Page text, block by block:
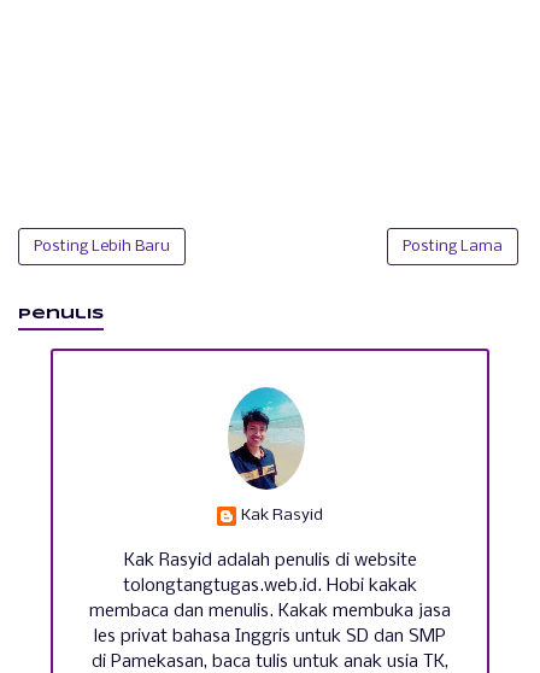
Posting Lebih Baru Posting Lama
Penulis
Kak Rasyid
Kak Rasyid adalah penulis di website
tolongtangtugas.web.id. Hobi kakak
membaca dan menulis. Kakak membuka jasa
les privat bahasa Inggris untuk SD dan SMP
di Pamekasan, baca tulis untuk anak usia TK,